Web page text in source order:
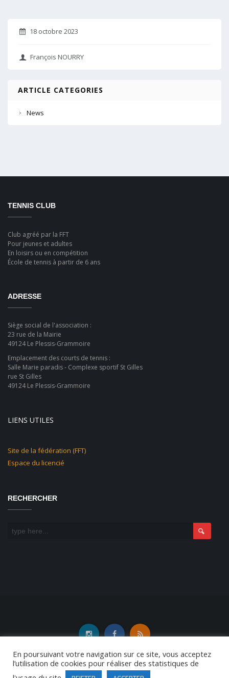
18 octobre 2023
François NOURRY
ARTICLE CATEGORIES
News
TENNIS CLUB
Club agréé par la FFT
Pour jeunes et adultes
En loisirs ou en compétition
École de tennis à partir de 6 ans
ADRESSE
Siège social de l'association :
23 rue de la Mairie
49124 Le Plessis-Grammoire
Emplacement des courts de tennis :
Salle Marie paradis - Complexe sportif St Gilles
rue St Gilles
49124 Le Plessis-Grammoire
LIENS UTILES
Site de la fédération (FFT)
Espace du licencié
RECHERCHER
En poursuivant votre navigation sur ce site, vous acceptez
l’utilisation de cookies pour réaliser des statistiques de